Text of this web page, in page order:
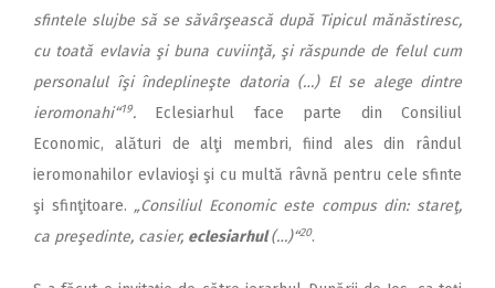
sfintele slujbe să se săvârşească după Tipicul mănăstiresc,
cu toată evlavia şi buna cuviinţă, şi răspunde de felul cum
personalul îşi îndeplineşte datoria (…) El se alege dintre
ieromonahi“19. Eclesiarhul face parte din Consiliul
Economic, alături de alţi membri, fiind ales din rândul
ieromonahilor evlavioşi şi cu multă râvnă pentru cele sfinte
şi sfinţitoare. „Consiliul Economic este compus din: stareţ,
ca preşedinte, casier, eclesiarhul(…)“20.